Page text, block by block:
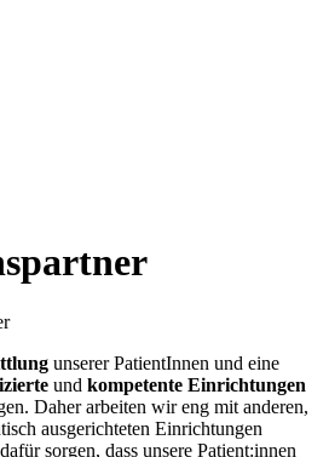
unserer PatientInnen und eine
und kompetente Einrichtungen
Daher arbeiten wir eng mit anderen,
ausgerichteten Einrichtungen
sorgen, dass unsere Patient:innen